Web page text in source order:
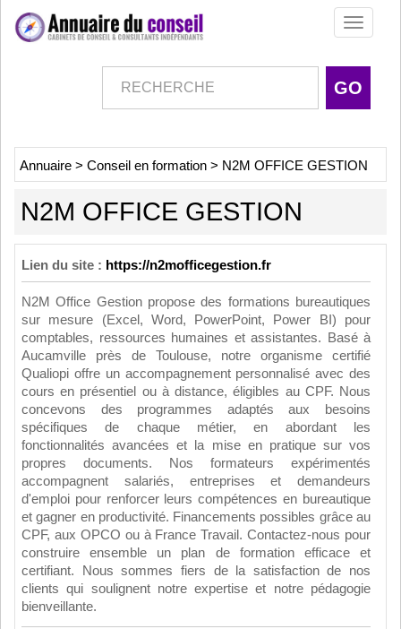
Toggle
Annuaire > Conseil en formation > N2M OFFICE GESTION
N2M OFFICE GESTION
Lien du site : https://n2mofficegestion.fr
N2M Office Gestion propose des formations bureautiques
sur mesure (Excel, Word, PowerPoint, Power BI) pour
comptables, ressources humaines et assistantes. Basé à
Aucamville près de Toulouse, notre organisme certifié
Qualiopi offre un accompagnement personnalisé avec des
cours en présentiel ou à distance, éligibles au CPF. Nous
concevons des programmes adaptés aux besoins
spécifiques de chaque métier, en abordant les
fonctionnalités avancées et la mise en pratique sur vos
propres documents. Nos formateurs expérimentés
accompagnent salariés, entreprises et demandeurs
d'emploi pour renforcer leurs compétences en bureautique
et gagner en productivité. Financements possibles grâce au
CPF, aux OPCO ou à France Travail. Contactez-nous pour
construire ensemble un plan de formation efficace et
certifiant. Nous sommes fiers de la satisfaction de nos
clients qui soulignent notre expertise et notre pédagogie
bienveillante.